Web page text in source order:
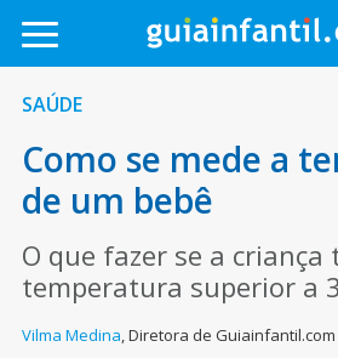
SAÚDE
Como se mede a
de um bebê
O que fazer se a criança
temperatura superior a
Vilma Medina,Diretora de Guiainfantil.com